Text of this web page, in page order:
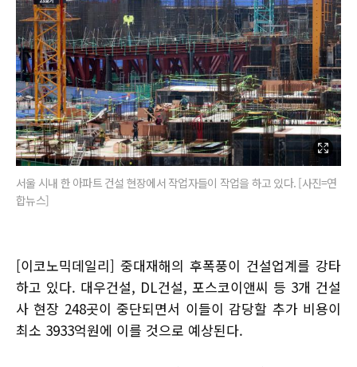
서울 시내 한 아파트 건설 현장에서 작업자들이 작업을 하고 있다. [사진=연
합뉴스]
[이코노믹데일리] 중대재해의 후폭풍이 건설업계를 강타
하고 있다. 대우건설, DL건설, 포스코이앤씨 등 3개 건설
사 현장 248곳이 중단되면서 이들이 감당할 추가 비용이
최소 3933억원에 이를 것으로 예상된다.